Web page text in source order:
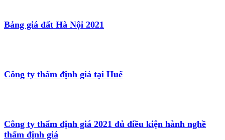
Bảng giá đất Hà Nội 2021
Công ty thẩm định giá tại Huế
Công ty thẩm định giá 2021 đủ điều kiện hành nghề
thẩm định giá